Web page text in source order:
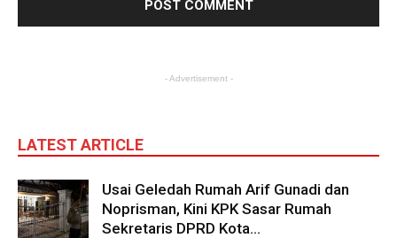
- Advertisement -
LATEST ARTICLE
Usai Geledah Rumah Arif Gunadi dan
Noprisman, Kini KPK Sasar Rumah
Sekretaris DPRD Kota...